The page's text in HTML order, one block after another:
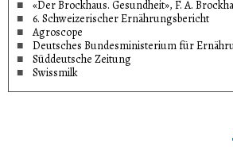
«Der Brockhaus. Gesundheit», F. A.
6. Schweizerischer Ernährungsbericht
Agroscope
Deutsches Bundesministerium für
Süddeutsche Zeitung
Swissmilk